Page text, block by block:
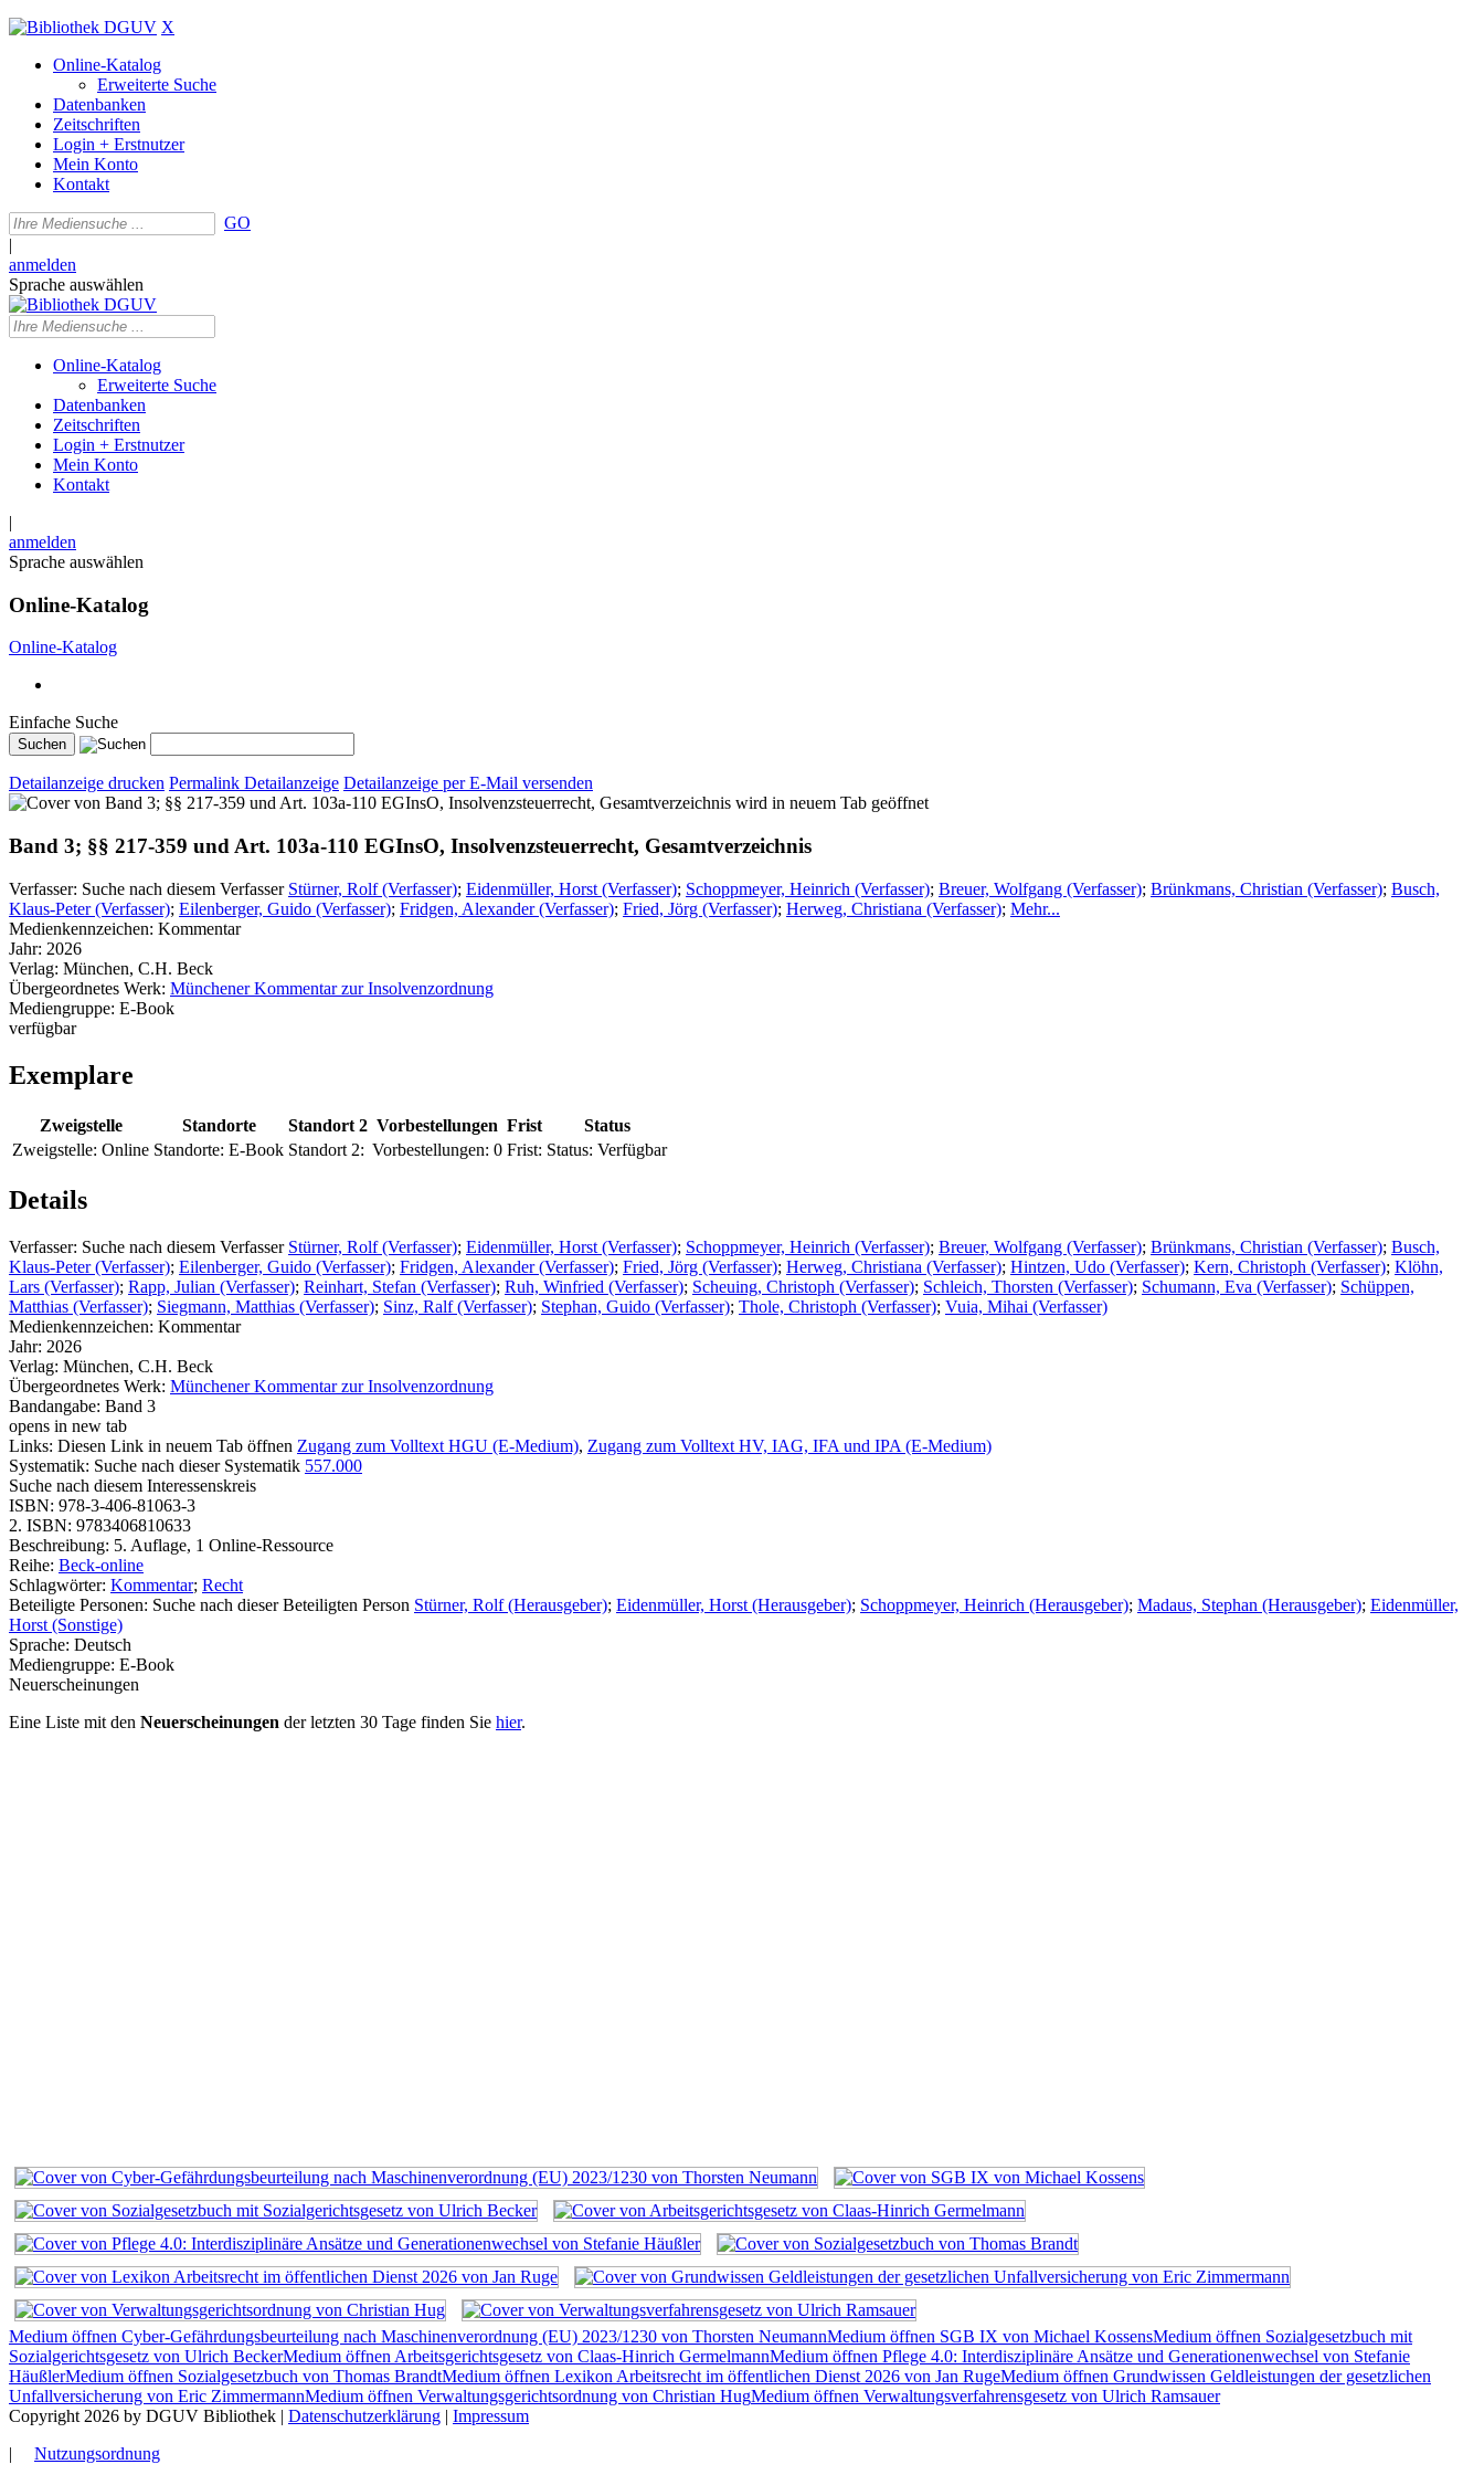
X
Online-Katalog
Erweiterte Suche
Datenbanken
Zeitschriften
Login + Erstnutzer
Mein Konto
Kontakt
GO
|
anmelden
Sprache auswählen
Online-Katalog
Erweiterte Suche
Datenbanken
Zeitschriften
Login + Erstnutzer
Mein Konto
Kontakt
|
anmelden
Sprache auswählen
Online-Katalog
Online-Katalog
Einfache Suche
Detailanzeige drucken Permalink Detailanzeige Detailanzeige per E-Mail versenden
wird in neuem Tab geöffnet
Band 3; §§ 217-359 und Art. 103a-110 EGInsO, Insolvenzsteuerrecht, Gesamtverzeichnis
Verfasser: Suche nach diesem Verfasser Stürner, Rolf (Verfasser); Eidenmüller, Horst (Verfasser); Schoppmeyer, Heinrich (Verfasser); Breuer, Wolfgang (Verfasser); Brünkmans, Christian (Verfasser); Busch,
Klaus-Peter (Verfasser); Eilenberger, Guido (Verfasser); Fridgen, Alexander (Verfasser); Fried, Jörg (Verfasser); Herweg, Christiana (Verfasser); Mehr...
Medienkennzeichen: Kommentar
Jahr: 2026
Verlag: München, C.H. Beck
Übergeordnetes Werk: Münchener Kommentar zur Insolvenzordnung
Mediengruppe: E-Book
verfügbar
Exemplare
Zweigstelle Standorte Standort 2 Vorbestellungen Frist
Status
Zweigstelle: Online Standorte: E-Book Standort 2: Vorbestellungen: 0 Frist: Status: Verfügbar
Details
Verfasser: Suche nach diesem Verfasser Stürner, Rolf (Verfasser); Eidenmüller, Horst (Verfasser); Schoppmeyer, Heinrich (Verfasser); Breuer, Wolfgang (Verfasser); Brünkmans, Christian (Verfasser); Busch,
Klaus-Peter (Verfasser); Eilenberger, Guido (Verfasser); Fridgen, Alexander (Verfasser); Fried, Jörg (Verfasser); Herweg, Christiana (Verfasser); Hintzen, Udo (Verfasser); Kern, Christoph (Verfasser); Klöhn,
Lars (Verfasser); Rapp, Julian (Verfasser); Reinhart, Stefan (Verfasser); Ruh, Winfried (Verfasser); Scheuing, Christoph (Verfasser); Schleich, Thorsten (Verfasser); Schumann, Eva (Verfasser); Schüppen,
Matthias (Verfasser); Siegmann, Matthias (Verfasser); Sinz, Ralf (Verfasser); Stephan, Guido (Verfasser); Thole, Christoph (Verfasser); Vuia, Mihai (Verfasser)
Medienkennzeichen: Kommentar
Jahr: 2026
Verlag: München, C.H. Beck
Übergeordnetes Werk: Münchener Kommentar zur Insolvenzordnung
Bandangabe: Band 3
opens in new tab
Links: Diesen Link in neuem Tab öffnen Zugang zum Volltext HGU (E-Medium), Zugang zum Volltext HV, IAG, IFA und IPA (E-Medium)
Systematik: Suche nach dieser Systematik 557.000
Suche nach diesem Interessenskreis
ISBN: 978-3-406-81063-3
2. ISBN: 9783406810633
Beschreibung: 5. Auflage, 1 Online-Ressource
Reihe: Beck-online
Schlagwörter: Kommentar; Recht
Beteiligte Personen: Suche nach dieser Beteiligten Person Stürner, Rolf (Herausgeber); Eidenmüller, Horst (Herausgeber); Schoppmeyer, Heinrich (Herausgeber); Madaus, Stephan (Herausgeber); Eidenmüller,
Horst (Sonstige)
Sprache: Deutsch
Mediengruppe: E-Book
Neuerscheinungen
Eine Liste mit den Neuerscheinungen der letzten 30 Tage finden Sie hier.
Medium öffnen Cyber-Gefährdungsbeurteilung nach Maschinenverordnung (EU) 2023/1230 von Thorsten NeumannMedium öffnen SGB IX von Michael KossensMedium öffnen Sozialgesetzbuch mit
Sozialgerichtsgesetz von Ulrich BeckerMedium öffnen Arbeitsgerichtsgesetz von Claas-Hinrich GermelmannMedium öffnen Pflege 4.0: Interdisziplinäre Ansätze und Generationenwechsel von Stefanie
HäußlerMedium öffnen Sozialgesetzbuch von Thomas BrandtMedium öffnen Lexikon Arbeitsrecht im öffentlichen Dienst 2026 von Jan RugeMedium öffnen Grundwissen Geldleistungen der gesetzlichen
Unfallversicherung von Eric ZimmermannMedium öffnen Verwaltungsgerichtsordnung von Christian HugMedium öffnen Verwaltungsverfahrensgesetz von Ulrich Ramsauer
Copyright 2026 by DGUV Bibliothek | Datenschutzerklärung | Impressum
| Nutzungsordnung